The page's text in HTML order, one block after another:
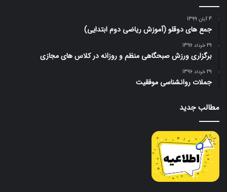
4 آبان 1399
جمع های دوقلو (آموزش ریاضی دوم ابتدایی)
29 خرداد 1396
برگزاری ورزش صبحگاهی منظم و روزانه در کلاس های مجازی
29 خرداد 1396
جملات روانشناسی موفقیت
مطالب جدید